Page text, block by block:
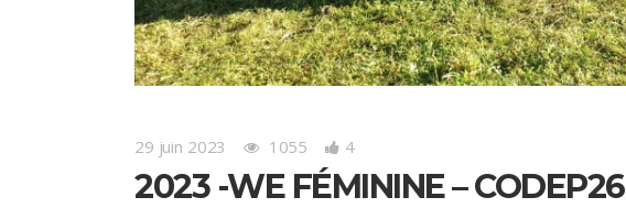
29 juin 2023 1055 4
2023 -WE FÉMININE – CODEP26